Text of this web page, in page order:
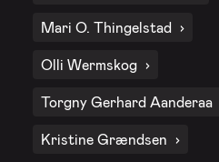
Mari O. Thingelstad
Olli Wermskog
Torgny Gerhard Aanderaa
Kristine Grændsen